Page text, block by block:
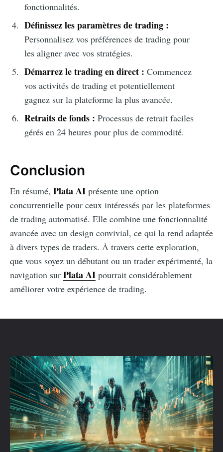
fonctionnalités.
Définissez les paramètres de trading :
Personnalisez vos préférences de trading pour
les aligner avec vos stratégies.
Démarrez le trading en direct : Commencez
vos activités de trading et potentiellement
gagnez sur la plateforme la plus avancée.
Retraits de fonds : Processus de retrait faciles
gérés en 24 heures pour plus de commodité.
Conclusion
En résumé, Plata AI présente une option
concurrentielle pour ceux intéressés par les plateformes
de trading automatisé. Elle combine une fonctionnalité
avancée avec un design convivial, ce qui la rend adaptée
à divers types de traders. À travers cette exploration,
que vous soyez un débutant ou un trader expérimenté, la
navigation sur Plata AI pourrait considérablement
améliorer votre expérience de trading.